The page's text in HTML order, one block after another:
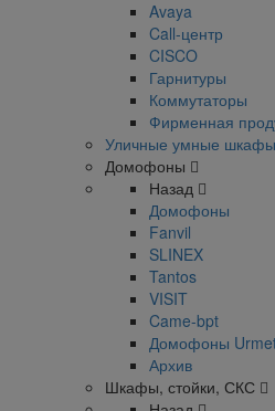
Avaya
Call-центр
CISCO
Гарнитуры
Коммутаторы
Фирменная
Уличные умные шкафы
Домофоны
Назад
Домофоны
Fanvil
SLINEX
Tantos
VISIT
Came-bpt
Домофоны
Архив
Шкафы, стойки, СКС